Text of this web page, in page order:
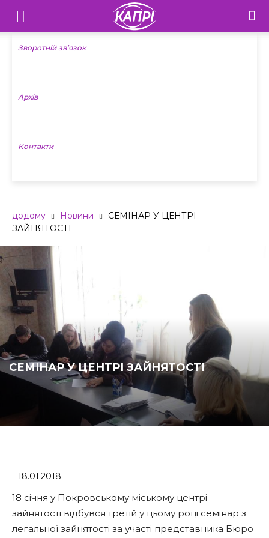
Телебачення
«Капрі»
Новини
Зворотній зв’язок
Архів
Контакти
додому Новини
СЕМІНАР У ЦЕНТРІ
ЗАЙНЯТОСТІ
СЕМІНАР У ЦЕНТРІ ЗАЙНЯТОСТІ
18.01.2018
18 січня у Покровському міському центрі
зайнятості відбувся третій у цьому році семінар з
легальної зайнятості за участі представника Бюро